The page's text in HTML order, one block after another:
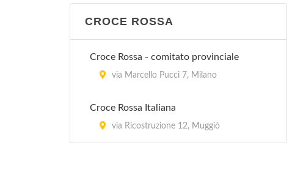
CROCE ROSSA
Croce Rossa - comitato provinciale
via Marcello Pucci 7, Milano
Croce Rossa Italiana
via Ricostruzione 12, Muggiò